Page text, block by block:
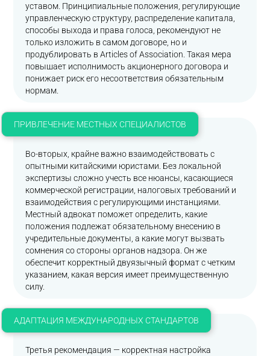
уставом. Принципиальные положения, регулирующие
управленческую структуру, распределение капитала,
способы выхода и права голоса, рекомендуют не
только изложить в самом договоре, но и
продублировать в Articles of Association. Такая мера
повышает исполнимость акционерного договора и
понижает риск его несоответствия обязательным
нормам.
ПРИВЛЕЧЕНИЕ МЕСТНЫХ СПЕЦИАЛИСТОВ
Во-вторых, крайне важно взаимодействовать с
опытными китайскими юристами. Без локальной
экспертизы сложно учесть все нюансы, касающиеся
коммерческой регистрации, налоговых требований и
взаимодействия с регулирующими инстанциями.
Местный адвокат поможет определить, какие
положения подлежат обязательному внесению в
учредительные документы, а какие могут вызвать
сомнения со стороны органов надзора. Он же
обеспечит корректный двуязычный формат с четким
указанием, какая версия имеет преимущественную
силу.
АДАПТАЦИЯ МЕЖДУНАРОДНЫХ СТАНДАРТОВ
Третья рекомендация — корректная настройка